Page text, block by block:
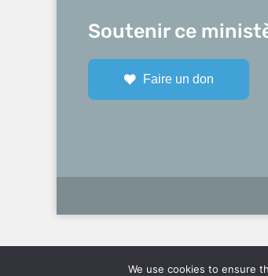
Soutenir ce
Faire un don
We use cookies to ensure